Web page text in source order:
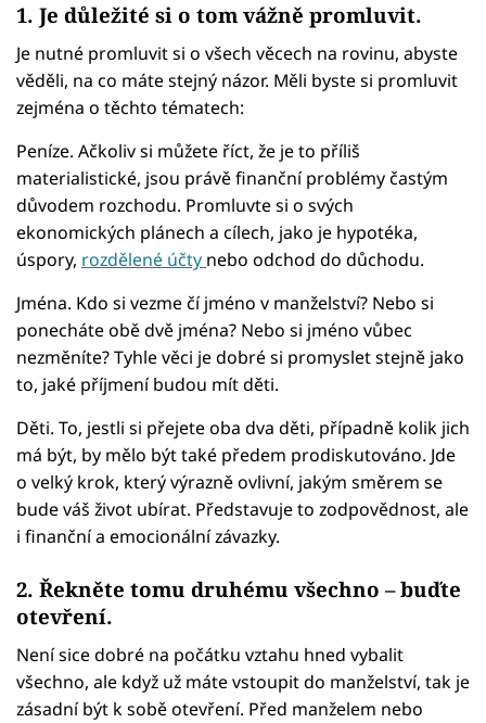
1. Je důležité si o tom vážně promluvit.
Je nutné promluvit si o všech věcech na rovinu, abyste
věděli, na co máte stejný názor. Měli byste si promluvit
zejména o těchto tématech:
Peníze. Ačkoliv si můžete říct, že je to příliš
materialistické, jsou právě finanční problémy častým
důvodem rozchodu. Promluvte si o svých
ekonomických plánech a cílech, jako je hypotéka,
úspory, rozdělené účty nebo odchod do důchodu.
Jména. Kdo si vezme čí jméno v manželství? Nebo si
ponecháte obě dvě jména? Nebo si jméno vůbec
nezměníte? Tyhle věci je dobré si promyslet stejně jako
to, jaké příjmení budou mít děti.
Děti. To, jestli si přejete oba dva děti, případně kolik jich
má být, by mělo být také předem prodiskutováno. Jde
o velký krok, který výrazně ovlivní, jakým směrem se
bude váš život ubírat. Představuje to zodpovědnost, ale
i finanční a emocionální závazky.
2. Řekněte tomu druhému všechno – buďte
otevření.
Není sice dobré na počátku vztahu hned vybalit
všechno, ale když už máte vstoupit do manželství, tak je
zásadní být k sobě otevření. Před manželem nebo